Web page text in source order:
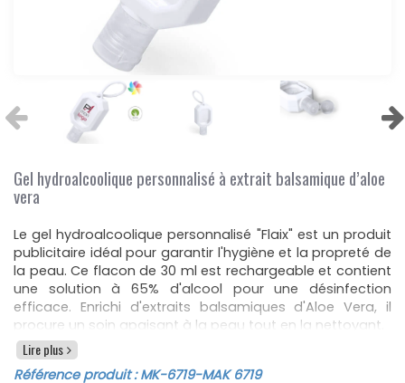
Gel hydroalcoolique personnalisé à extrait balsamique d’aloe
vera
Le gel hydroalcoolique personnalisé "Flaix" est un produit
publicitaire idéal pour garantir l'hygiène et la propreté de
la peau. Ce flacon de 30 ml est rechargeable et contient
une solution à 65% d'alcool pour une désinfection
efficace. Enrichi d'extraits balsamiques d'Aloe Vera, il
procure un soin apaisant à la peau tout en la nettoyant.
Le flacon de ce gel est fabriqué en silicone blanc doux,
offrant une sensation agréable au toucher et une
Lire plus
Référence produit :MK-6719-MAK 6719